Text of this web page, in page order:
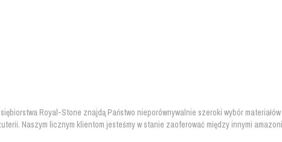
Royal-Stone znajdą Państwo nieporównywalnie szeroki wybór
Naszym licznym klientom jesteśmy w stanie zaoferować między innymi